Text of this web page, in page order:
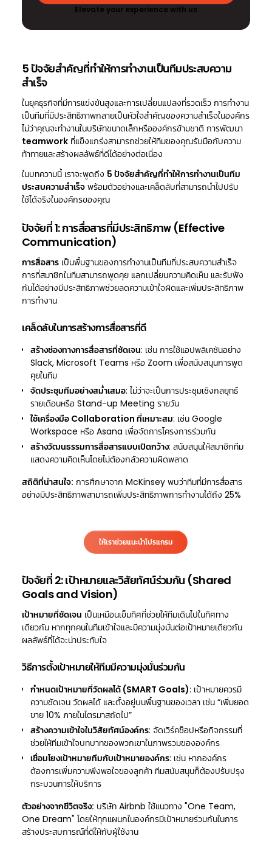
Elevate your experience with us
5 ปัจจัยสำคัญที่ทำให้การทำงานเป็นทีมประสบความ
สำเร็จ
ในยุคธุรกิจที่มีการแข่งขันสูงและการเปลี่ยนแปลงที่รวดเร็ว การทำงาน
เป็นทีมที่มีประสิทธิภาพกลายเป็นหัวใจสำคัญของความสำเร็จในองค์กร
ไม่ว่าคุณจะทำงานในบริษัทขนาดเล็กหรือองค์กรข้ามชาติ การพัฒนา
teamwork ที่แข็งแกร่งสามารถช่วยให้ทีมของคุณรับมือกับความ
ท้าทายและสร้างผลลัพธ์ที่ดีได้อย่างต่อเนื่อง
ในบทความนี้ เราจะพูดถึง 5 ปัจจัยสำคัญที่ทำให้การทำงานเป็นทีม
ประสบความสำเร็จ พร้อมตัวอย่างและเคล็ดลับที่สามารถนำไปปรับ
ใช้ได้จริงในองค์กรของคุณ
ปัจจัยที่ 1: การสื่อสารที่มีประสิทธิภาพ (Effective
Communication)
การสื่อสาร เป็นพื้นฐานของการทำงานเป็นทีมที่ประสบความสำเร็จ
การที่สมาชิกในทีมสามารถพูดคุย แลกเปลี่ยนความคิดเห็น และรับฟัง
กันได้อย่างมีประสิทธิภาพช่วยลดความเข้าใจผิดและเพิ่มประสิทธิภาพ
การทำงาน
เคล็ดลับในการสร้างการสื่อสารที่ดี
สร้างช่องทางการสื่อสารที่ชัดเจน: เช่น การใช้แอปพลิเคชันอย่าง
Slack, Microsoft Teams หรือ Zoom เพื่อสนับสนุนการพูด
คุยในทีม
จัดประชุมทีมอย่างสม่ำเสมอ: ไม่ว่าจะเป็นการประชุมเชิงกลยุทธ์
รายเดือนหรือ Stand-up Meeting รายวัน
ใช้เครื่องมือ Collaboration ที่เหมาะสม: เช่น Google
Workspace หรือ Asana เพื่อจัดการโครงการร่วมกัน
สร้างวัฒนธรรมการสื่อสารแบบเปิดกว้าง: สนับสนุนให้สมาชิกทีม
แสดงความคิดเห็นโดยไม่ต้องกลัวความผิดพลาด
สถิติที่น่าสนใจ: การศึกษาจาก McKinsey พบว่าทีมที่มีการสื่อสาร
อย่างมีประสิทธิภาพสามารถเพิ่มประสิทธิภาพการทำงานได้ถึง 25%
ให้เราช่วยแนะนำโปรแกรม
ปัจจัยที่ 2: เป้าหมายและวิสัยทัศน์ร่วมกัน (Shared
Goals and Vision)
เป้าหมายที่ชัดเจน เป็นเหมือนเข็มทิศที่ช่วยให้ทีมเดินไปในทิศทาง
เดียวกัน หากทุกคนในทีมเข้าใจและมีความมุ่งมั่นต่อเป้าหมายเดียวกัน
ผลลัพธ์ที่ได้จะน่าประทับใจ
วิธีการตั้งเป้าหมายให้ทีมมีความมุ่งมั่นร่วมกัน
กำหนดเป้าหมายที่วัดผลได้ (SMART Goals): เป้าหมายควรมี
ความชัดเจน วัดผลได้ และตั้งอยู่บนพื้นฐานของเวลา เช่น “เพิ่มยอด
ขาย 10% ภายในไตรมาสถัดไป”
สร้างความเข้าใจในวิสัยทัศน์องค์กร: จัดเวิร์คช็อปหรือกิจกรรมที่
ช่วยให้ทีมเข้าใจบทบาทของพวกเขาในภาพรวมขององค์กร
เชื่อมโยงเป้าหมายทีมกับเป้าหมายองค์กร: เช่น หากองค์กร
ต้องการเพิ่มความพึงพอใจของลูกค้า ทีมสนับสนุนก็ต้องปรับปรุง
กระบวนการให้บริการ
ตัวอย่างจากชีวิตจริง: บริษัท Airbnb ใช้แนวทาง "One Team,
One Dream" โดยให้ทุกแผนกในองค์กรมีเป้าหมายร่วมกันในการ
สร้างประสบการณ์ที่ดีให้กับผู้ใช้งาน